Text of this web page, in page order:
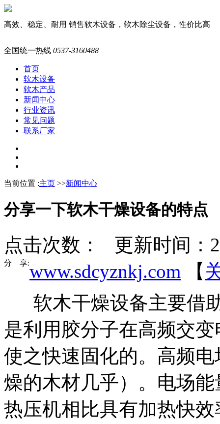
高效、稳定、耐用 销售软木设备，软木除尘设备，性价比高
全国统一热线 0537-3160488
首页
软木设备
软木产品
新闻中心
行业资讯
常见问题
联系厂家
当前位置 :主页 >>新闻中心
分享一下软木干燥设备的特点
点击次数：
更新时间：
www.sdcyznkj.com 【
分 享:
软木干燥设备主要借
是利用胶分子在高频交
使之快速固化的。高频
燥的木材几乎）。电场
热压机相比具有加热快